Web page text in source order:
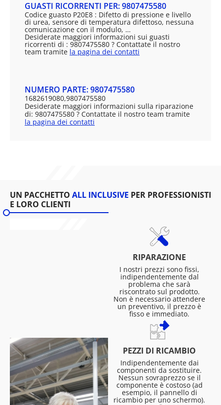
GUASTI RICORRENTI PER: 9807475580
Codice guasto P20E8 : Difetto di pressione e livello
di urea, sensore di temperatura difettoso, nessuna
comunicazione con il modulo, …
Desiderate maggiori informazioni sui guasti
ricorrenti di : 9807475580 ? Contattate il nostro
team tramite la pagina dei contatti
NUMERO PARTE: 9807475580
1682619080,9807475580
Desiderate maggiori informazioni sulla riparazione
di: 9807475580 ? Contattate il nostro team tramite
la pagina dei contatti
UN PACCHETTO ALL INCLUSIVE PER PROFESSIONISTI
E LORO CLIENTI
RIPARAZIONE
I nostri prezzi sono fissi,
indipendentemente dal
problema che sarà
riscontrato sul prodotto.
Non è necessario attendere
un preventivo, il prezzo è
fisso e immediato.
PEZZI DI RICAMBIO
Indipendentemente dai
componenti da sostituire.
Nessun sovraprezzo se il
componente è costoso (ad
esempio, il pannello di
ricambio per uno schermo).